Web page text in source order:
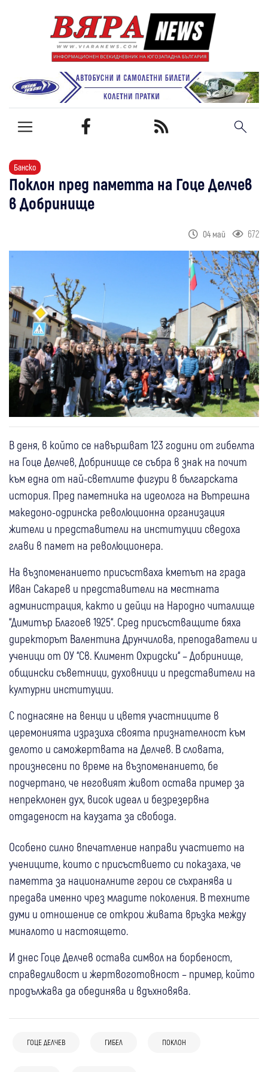
Банско
Поклон пред паметта на Гоце Делчев
в Добринище
04 май 672
В деня, в който се навършват 123 години от гибелта
на Гоце Делчев, Добринище се събра в знак на почит
към една от най-светлите фигури в българската
история. Пред паметника на идеолога на Вътрешна
македоно-одринска революционна организация
жители и представители на институции сведоха
глави в памет на революционера.
На възпоменанието присъстваха кметът на града
Иван Сакарев и представители на местната
администрация, както и дейци на Народно читалище
“Димитър Благоев 1925“. Сред присъстващите бяха
директорът Валентина Друнчилова, преподаватели и
ученици от ОУ “Св. Климент Охридски“ – Добринище,
общински съветници, духовници и представители на
културни институции.
С поднасяне на венци и цветя участниците в
церемонията изразиха своята признателност към
делото и саможертвата на Делчев. В словата,
произнесени по време на възпоменанието, бе
подчертано, че неговият живот остава пример за
непреклонен дух, висок идеал и безрезервна
отдаденост на каузата за свобода.
Особено силно впечатление направи участието на
учениците, които с присъствието си показаха, че
паметта за националните герои се съхранява и
предава именно чрез младите поколения. В техните
думи и отношение се открои живата връзка между
миналото и настоящето.
И днес Гоце Делчев остава символ на борбеност,
справедливост и жертвоготовност – пример, който
продължава да обединява и вдъхновява.
ГОЦЕ ДЕЛЧЕВ ГИБЕЛ ПОКЛОН
Чудотворната Хавайска икона на Света
Богородица идва в Неврокопска епархия: